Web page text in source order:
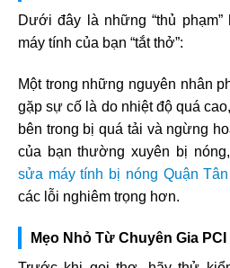
Dưới đây là những “thủ
máy tính của bạn “tắt thở”:
Một trong những nguyên nhân
gặp sự cố là do nhiệt độ quá
bên trong bị quá tải và ngừng
của bạn thường xuyên bị
sửa máy tính bị nóng Quận
các lỗi nghiêm trọng hơn.
Mẹo Nhỏ Từ Chuyên Gia PCI